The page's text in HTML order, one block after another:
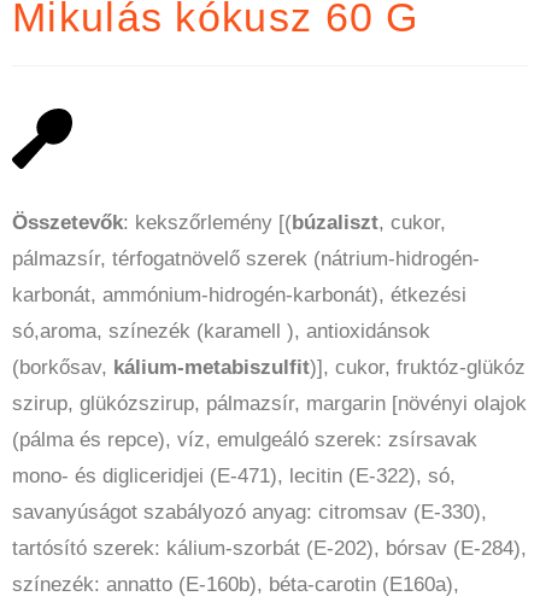
Mikulás kókusz 60 G
Összetevők: kekszőrlemény [(búzaliszt, cukor,
pálmazsír, térfogatnövelő szerek (nátrium-hidrogén-
karbonát, ammónium-hidrogén-karbonát), étkezési
só,aroma, színezék (karamell ), antioxidánsok
(borkősav, kálium-metabiszulfit)], cukor, fruktóz-glükóz
szirup, glükózszirup, pálmazsír, margarin [növényi olajok
(pálma és repce), víz, emulgeáló szerek: zsírsavak
mono- és digliceridjei (E-471), lecitin (E-322), só,
savanyúságot szabályozó anyag: citromsav (E-330),
tartósító szerek: kálium-szorbát (E-202), bórsav (E-284),
színezék: annatto (E-160b), béta-carotin (E160a),